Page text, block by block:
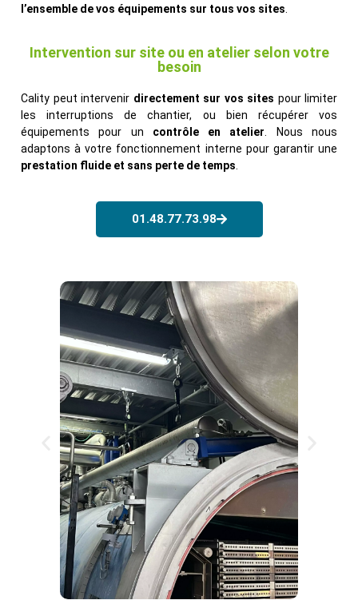
l’ensemble de vos équipements sur tous vos sites.
Intervention sur site ou en atelier selon votre
besoin
Cality peut intervenir directement sur vos sites pour limiter
les interruptions de chantier, ou bien récupérer vos
équipements pour un contrôle en atelier . Nous nous
adaptons à votre fonctionnement interne pour garantir une
prestation fluide et sans perte de temps
01.48.77.73.98